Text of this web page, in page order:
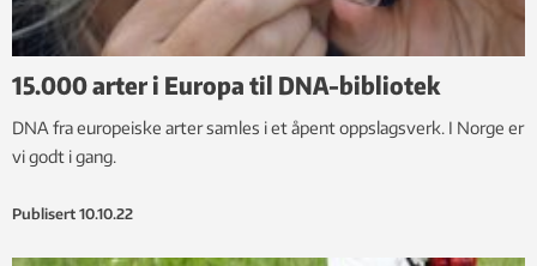
15.000 arter i Europa til DNA-bibliotek
DNA fra europeiske arter samles i et åpent oppslagsverk. I Norge er
vi godt i gang.
Publisert 10.10.22